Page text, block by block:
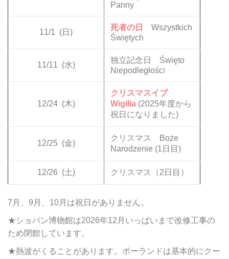
Panny
11/1 (日)
死者の日
Wszystkich
Świętych
11/11 (水)
独立記念日 Święto
Niepodległości
12/24 (木)
クリスマスイブ
Wigilia (2025年度から
祝日になりました)
12/25 (金)
クリスマス Boże
Narodzenie (1日目)
12/26 (土) クリスマス（2日目）
7月、9月、10月は祝日がありません。
★ショパン博物館は2026年12月いっぱいまで改修工事の
ため閉館しています。
★熱波がくることがあります。ポーランドは基本的にクー